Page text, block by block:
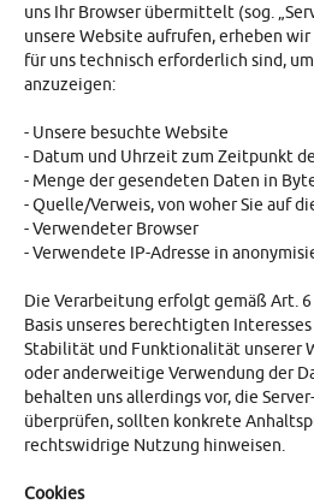
uns Ihr Browser übermittelt (sog.
unsere Website aufrufen, erheben
für uns technisch erforderlich sind,
anzuzeigen:
- Unsere besuchte Website
- Datum und Uhrzeit zum Zeitpunkt
- Menge der gesendeten Daten in
- Quelle/Verweis, von woher Sie auf
- Verwendeter Browser
- Verwendete IP-Adresse in
Die Verarbeitung erfolgt gemäß Art. 6
Basis unseres berechtigten
Stabilität und Funktionalität unserer
oder anderweitige Verwendung der
behalten uns allerdings vor, die
überprüfen, sollten konkrete
rechtswidrige Nutzung hinweisen.
Cookies